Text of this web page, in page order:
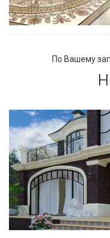
По Вашему
Сегодня
и напольную
угловые) для
плитку и другие
для